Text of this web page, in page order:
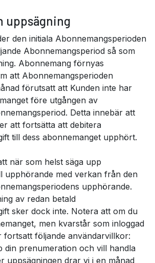
uppsägning
den initiala Abonnemangsperioden
Abonnemangsperiod så som
Abonnemang förnyas
att Abonnemangsperioden
förutsatt att Kunden inte har
före utgången av
Detta innebär att
att fortsätta att debitera
till dess abonnemanget upphört.
när som helst säga upp
upphörande med verkan från den
upphörande.
av redan betald
sker dock inte. Notera att om du
men kvarstår som inloggad
fortsatt följande användarvillkor:
din prenumeration och vill handla
uppsägningen drar vi i en månad